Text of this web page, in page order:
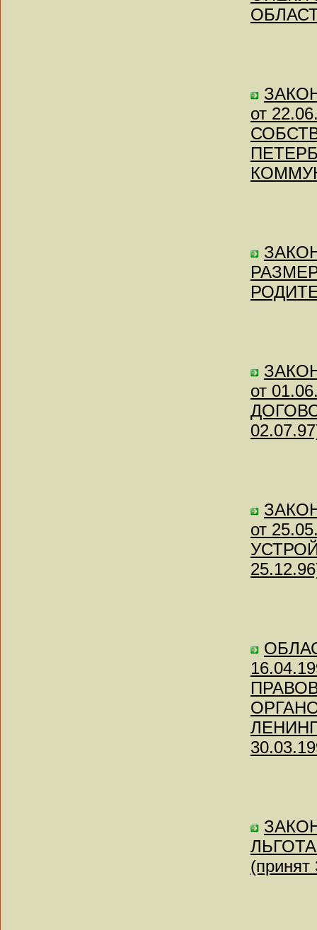
ЗАКОН
от
ЗАКОН
ЗАКОН
от
ЗАКОН
от
ЗАКОН